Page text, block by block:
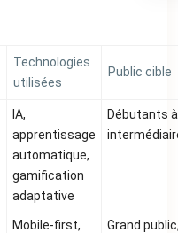
Technologies
utilisées
Public cible
IA,
apprentissage
automatique,
gamification
adaptative
Débutants à
Mobile-first,
Grand